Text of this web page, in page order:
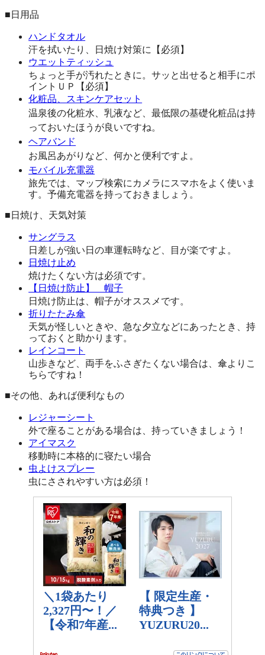
■日用品
ハンドタオル
汗を拭いたり、日焼け対策に【必須】
ウエットティッシュ
ちょっと手が汚れたときに。サッと出せると相手にポ
イントＵＰ【必須】
化粧品、スキンケアセット
温泉後の化粧水、乳液など、最低限の基礎化粧品は持
っておいたほうが良いですね。
ヘアバンド
お風呂あがりなど、何かと便利ですよ。
モバイル充電器
旅先では、マップ検索にカメラにスマホをよく使いま
す。予備充電器を持っておきましょう。
■日焼け、天気対策
サングラス
日差しが強い日の車運転時など、目が楽ですよ。
日焼け止め
焼けたくない方は必須です。
【日焼け防止】 帽子
日焼け防止は、帽子がオススメです。
折りたたみ傘
天気が怪しいときや、急な夕立などにあったとき、持
っておくと助かります。
レインコート
山歩きなど、両手をふさぎたくない場合は、傘よりこ
ちらですね！
■その他、あれば便利なもの
レジャーシート
外で座ることがある場合は、持っていきましょう！
アイマスク
移動時に本格的に寝たい場合
虫よけスプレー
虫にさされやすい方は必須！